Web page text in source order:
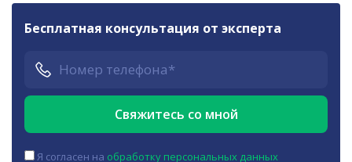
Бесплатная консультация от эксперта
Я согласен на обработку персональных данных